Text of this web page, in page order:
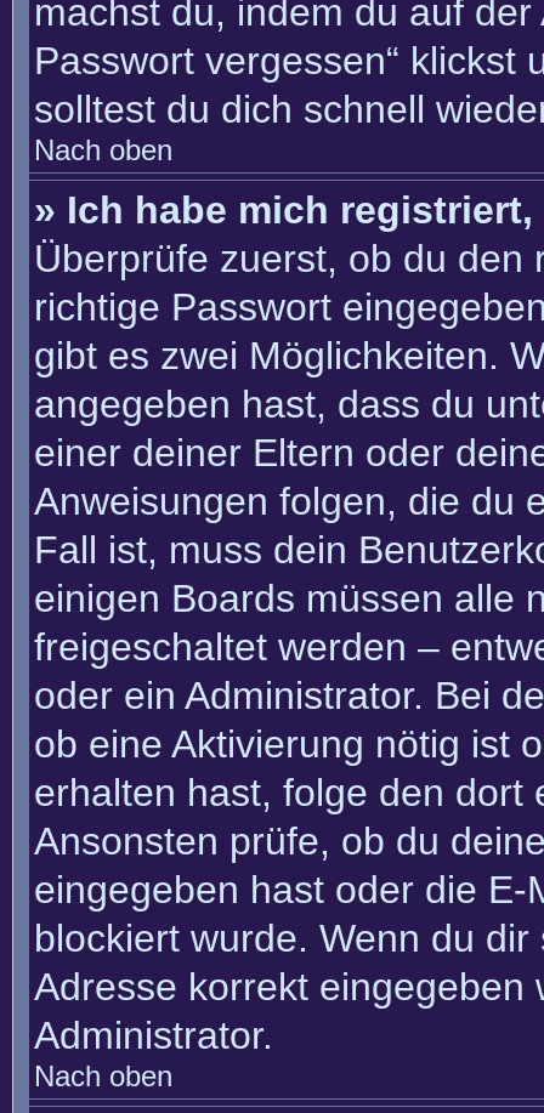
machst du, indem du auf
Passwort vergessen“ klickst
solltest du dich schnell
Nach oben
» Ich habe mich
Überprüfe zuerst, ob du den
richtige Passwort
gibt es zwei Möglichkeiten.
angegeben hast, dass du
einer deiner Eltern oder
Anweisungen folgen, die du
Fall ist, muss dein
einigen Boards müssen alle
freigeschaltet werden –
oder ein Administrator. Bei
ob eine Aktivierung nötig ist
erhalten hast, folge den dort
Ansonsten prüfe, ob du
eingegeben hast oder die
blockiert wurde. Wenn du
Adresse korrekt
Administrator.
Nach oben